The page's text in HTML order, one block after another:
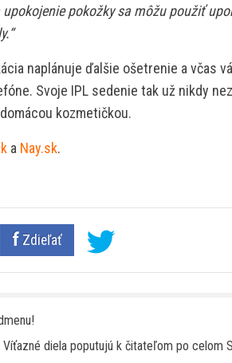
pokožky sa môžu použiť
naplánuje ďalšie ošetrenie a včas
Svoje IPL sedenie tak už nikdy
kozmetičkou.
a Nay.sk.
Zdieľať
diela poputujú k čitateľom po celom